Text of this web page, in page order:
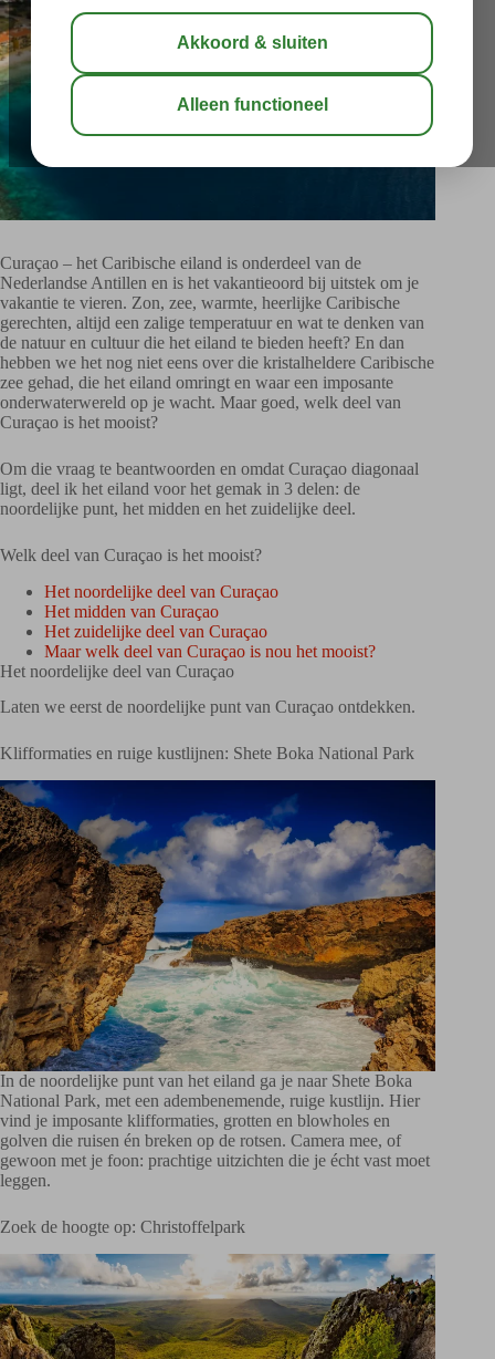
Curaçao – het Caribische eiland is onderdeel van de
Nederlandse Antillen en is het vakantieoord bij uitstek om je
vakantie te vieren. Zon, zee, warmte, heerlijke Caribische
gerechten, altijd een zalige temperatuur en wat te denken van
de natuur en cultuur die het eiland te bieden heeft? En dan
hebben we het nog niet eens over die kristalheldere Caribische
zee gehad, die het eiland omringt en waar een imposante
onderwaterwereld op je wacht. Maar goed, welk deel van
Curaçao is het mooist?
Om die vraag te beantwoorden en omdat Curaçao diagonaal
ligt, deel ik het eiland voor het gemak in 3 delen: de
noordelijke punt, het midden en het zuidelijke deel.
Welk deel van Curaçao is het mooist?
Het noordelijke deel van Curaçao
Het midden van Curaçao
Het zuidelijke deel van Curaçao
Maar welk deel van Curaçao is nou het mooist?
Het noordelijke deel van Curaçao
Laten we eerst de noordelijke punt van Curaçao ontdekken.
Klifformaties en ruige kustlijnen: Shete Boka National Park
In de noordelijke punt van het eiland ga je naar Shete Boka
National Park, met een adembenemende, ruige kustlijn. Hier
vind je imposante klifformaties, grotten en blowholes en
golven die ruisen én breken op de rotsen. Camera mee, of
gewoon met je foon: prachtige uitzichten die je écht vast moet
leggen.
Zoek de hoogte op: Christoffelpark